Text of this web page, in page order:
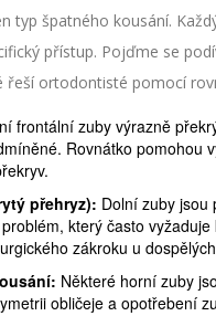
typ špatného kousání.
přístup. Pojďme se
řeší ortodontisté pomocí
frontální zuby výrazně
Rovnátko pomohou
přehryz): Dolní zuby jsou
který často
zákroku u
Některé horní zuby
obličeje a opotřebení